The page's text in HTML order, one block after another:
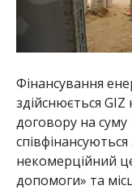
Фінансування
здійснюється
договору на суму
некомерційний
допомоги» та